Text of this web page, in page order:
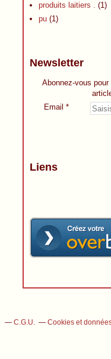
produits laitiers . (1)
pu (1)
Newsletter
Abonnez-vous
Email
Liens
C.G.U. Cookies et